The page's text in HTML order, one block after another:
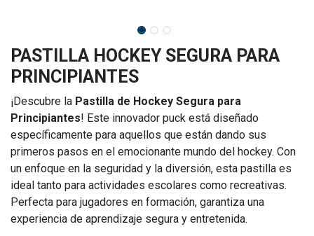
PASTILLA HOCKEY SEGURA PARA
PRINCIPIANTES
¡Descubre la Pastilla de Hockey Segura para
Principiantes! Este innovador puck está diseñado
específicamente para aquellos que están dando sus
primeros pasos en el emocionante mundo del hockey. Con
un enfoque en la seguridad y la diversión, esta pastilla es
ideal tanto para actividades escolares como recreativas.
Perfecta para jugadores en formación, garantiza una
experiencia de aprendizaje segura y entretenida.